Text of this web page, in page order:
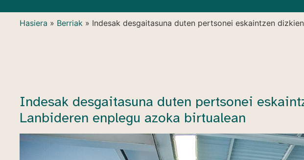
Hasiera » Berriak » Indesak desgaitasuna duten pertsonei eskaintzen
Indesak desgaitasuna duten pertsonei
Lanbideren enplegu azoka birtualean